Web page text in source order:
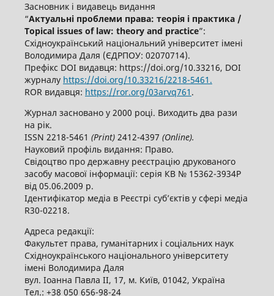
Засновник і видавець видання
“Актуальні проблеми права: теорія і практика /
Topical issues of law: theory and practice”:
Східноукраїнський національний університет імені
Володимира Даля (ЄДРПОУ: 02070714).
Префікс DOI видавця: https://doi.org/10.33216, DOI
журналу https://doi.org/10.33216/2218-5461.
ROR видавця: https://ror.org/03arvq761 .
Журнал засновано у 2000 році. Виходить два рази
на рік.
ISSN 2218-5461 (Print)2412-4397 (Online).
Науковий профіль видання: Право.
Свідоцтво про державну реєстрацію друкованого
засобу масової інформації: серія КВ № 15362-3934Р
від 05.06.2009 р.
Ідентифікатор медіа в Реєстрі суб’єктів у сфері медіа
R30-02218.
Адреса редакції:
Факультет права, гуманітарних і соціальних наук
Східноукраїнського національного університету
імені Володимира Даля
вул. Іоанна Павла ІІ, 17, м. Київ, 01042, Україна
Тел.: +38 050 656-98-24